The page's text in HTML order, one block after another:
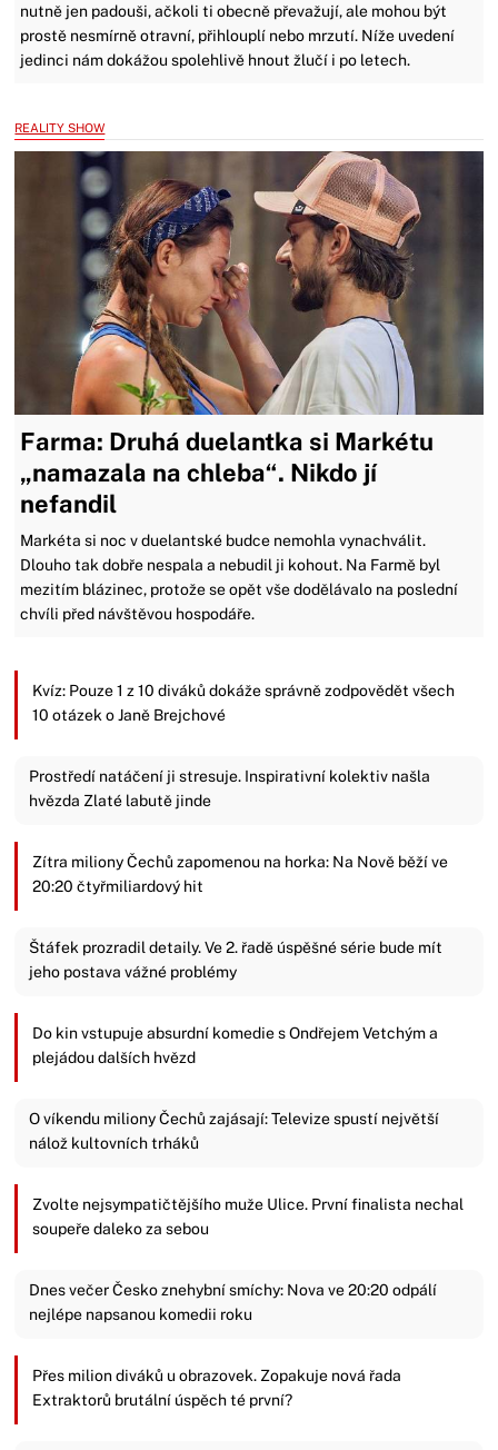
nutně jen padouši, ačkoli ti obecně převažují, ale mohou být
prostě nesmírně otravní, přihlouplí nebo mrzutí. Níže uvedení
jedinci nám dokážou spolehlivě hnout žlučí i po letech.
REALITY SHOW
Farma: Druhá duelantka si Markétu
„namazala na chleba“. Nikdo jí
nefandil
Markéta si noc v duelantské budce nemohla vynachválit.
Dlouho tak dobře nespala a nebudil ji kohout. Na Farmě byl
mezitím blázinec, protože se opět vše dodělávalo na poslední
chvíli před návštěvou hospodáře.
Kvíz: Pouze 1 z 10 diváků dokáže správně zodpovědět všech
10 otázek o Janě Brejchové
Prostředí natáčení ji stresuje. Inspirativní kolektiv našla
hvězda Zlaté labutě jinde
Zítra miliony Čechů zapomenou na horka: Na Nově běží ve
20:20 čtyřmiliardový hit
Štáfek prozradil detaily. Ve 2. řadě úspěšné série bude mít
jeho postava vážné problémy
Do kin vstupuje absurdní komedie s Ondřejem Vetchým a
plejádou dalších hvězd
O víkendu miliony Čechů zajásají: Televize spustí největší
nálož kultovních trháků
Zvolte nejsympatičtějšího muže Ulice. První finalista nechal
soupeře daleko za sebou
Dnes večer Česko znehybní smíchy: Nova ve 20:20 odpálí
nejlépe napsanou komedii roku
Přes milion diváků u obrazovek. Zopakuje nová řada
Extraktorů brutální úspěch té první?